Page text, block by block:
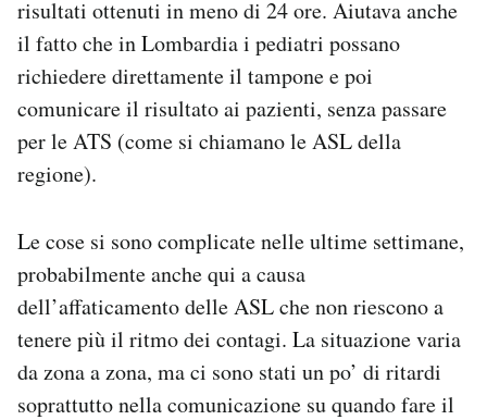
risultati ottenuti in meno di 24 ore. Aiutava anche
il fatto che in Lombardia i pediatri possano
richiedere direttamente il tampone e poi
comunicare il risultato ai pazienti, senza passare
per le ATS (come si chiamano le ASL della
regione).
Le cose si sono complicate nelle ultime settimane,
probabilmente anche qui a causa
dell’affaticamento delle ASL che non riescono a
tenere più il ritmo dei contagi. La situazione varia
da zona a zona, ma ci sono stati un po’ di ritardi
soprattutto nella comunicazione su quando fare il